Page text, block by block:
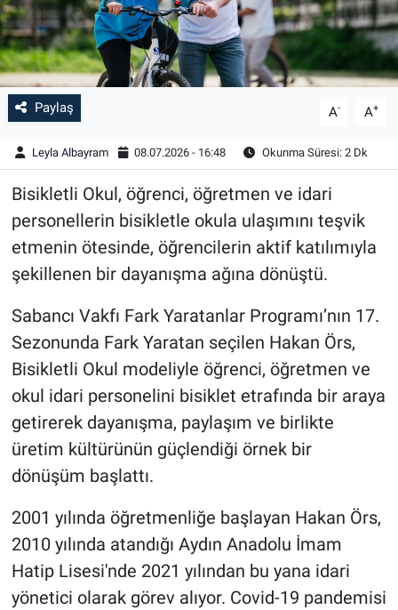
Paylaş A- A+
Leyla Albayram 08.07.2026 - 16:48 Okunma Süresi: 2 Dk
Bisikletli Okul, öğrenci, öğretmen ve idari
personellerin bisikletle okula ulaşımını teşvik
etmenin ötesinde, öğrencilerin aktif katılımıyla
şekillenen bir dayanışma ağına dönüştü.
Sabancı Vakfı Fark Yaratanlar Programı’nın 17.
Sezonunda Fark Yaratan seçilen Hakan Örs,
Bisikletli Okul modeliyle öğrenci, öğretmen ve
okul idari personelini bisiklet etrafında bir araya
getirerek dayanışma, paylaşım ve birlikte
üretim kültürünün güçlendiği örnek bir
dönüşüm başlattı.
2001 yılında öğretmenliğe başlayan Hakan Örs,
2010 yılında atandığı Aydın Anadolu İmam
Hatip Lisesi'nde 2021 yılından bu yana idari
yönetici olarak görev alıyor. Covid-19 pandemisi